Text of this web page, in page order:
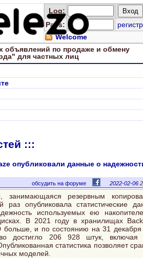
Log:
Pass:
регистр
Welcome
объявлений по продаже и обмену
для частных лиц
:::
опубликовали данные о
обсудить на форуме 2022-02-06
занимающаяся резервным
раз опубликовала статистические
используемых ею
В 2021 году в хранилищах
больше, и по состоянию на 31
достигло 206 928 штук, включая
статистика позволяет
моделей.